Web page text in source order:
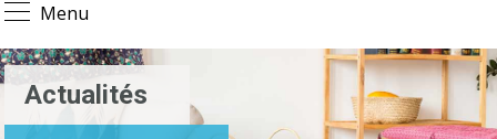
Menu
Actualités